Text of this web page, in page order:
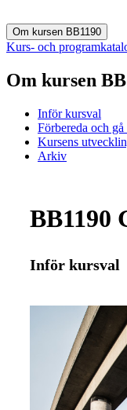
Om kursen BB1190
Kurs- och
Om kursen
Inför kursval
Förbereda och gå
Kursens
Arkiv
BB1190
Inför kursval